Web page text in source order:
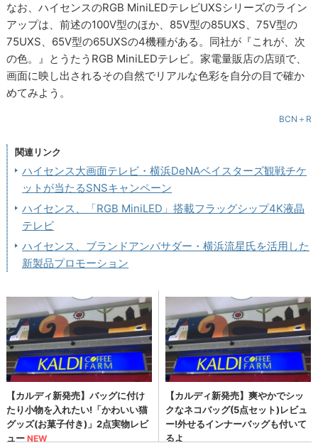
なお、ハイセンスのRGB MiniLEDテレビUXSシリーズのライン
アップは、前述の100V型のほか、85V型の85UXS、75V型の
75UXS、65V型の65UXSの4機種がある。同社が『これが、次
の色。』とうたうRGB MiniLEDテレビ。家電量販店の店頭で、
画面に映し出されるその自然でリアルな色彩を自分の目で確か
めてみよう。
BCN＋R
関連リンク
ハイセンス大画面テレビ・横浜DeNAベイスターズ観戦チケ
ットが当たるSNSキャンペーン
ハイセンス、「RGB MiniLED」搭載フラッグシップ4K液晶
テレビ
ハイセンス、ブランドアンバサダー・横浜流星氏を活用した
新製品プロモーション